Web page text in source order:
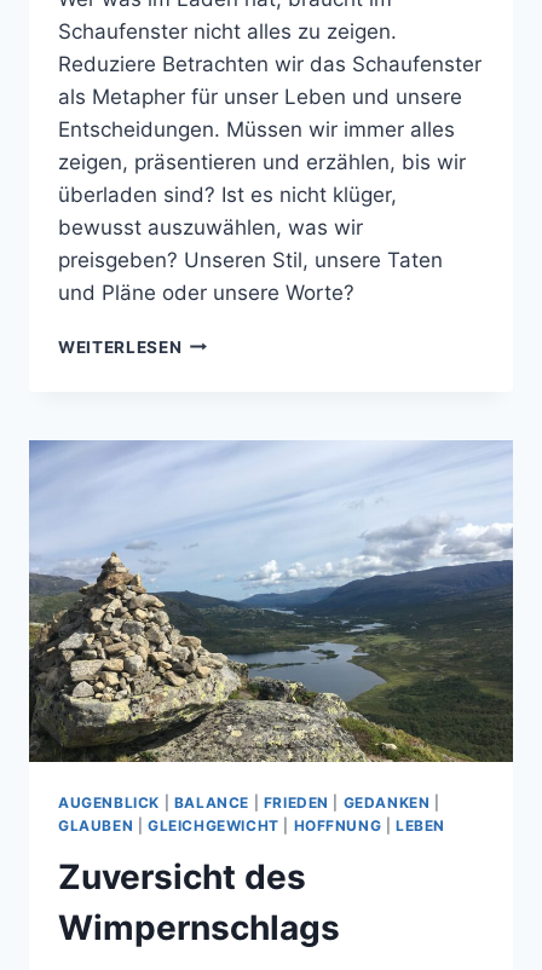
Schaufenster nicht alles zu zeigen.
Reduziere Betrachten wir das Schaufenster
als Metapher für unser Leben und unsere
Entscheidungen. Müssen wir immer alles
zeigen, präsentieren und erzählen, bis wir
überladen sind? Ist es nicht klüger,
bewusst auszuwählen, was wir
preisgeben? Unseren Stil, unsere Taten
und Pläne oder unsere Worte?
WEITERLESEN BLICK
AUGENBLICK BALANCE FRIEDEN GEDANKEN
GLAUBEN
GLEICHGEWICHT HOFFNUNG |LEBEN
Zuversicht des
Wimpernschlags